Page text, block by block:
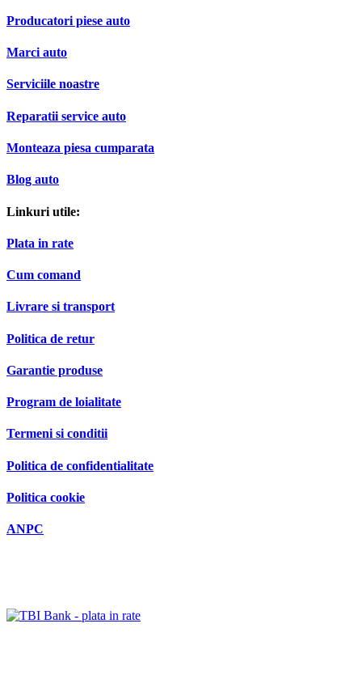
Producatori piese auto
Marci auto
Serviciile noastre
Reparatii service auto
Monteaza piesa cumparata
Blog auto
Linkuri utile:
Plata in rate
Cum comand
Livrare si transport
Politica de retur
Garantie produse
Program de loialitate
Termeni si conditii
Politica de confidentialitate
Politica cookie
ANPC